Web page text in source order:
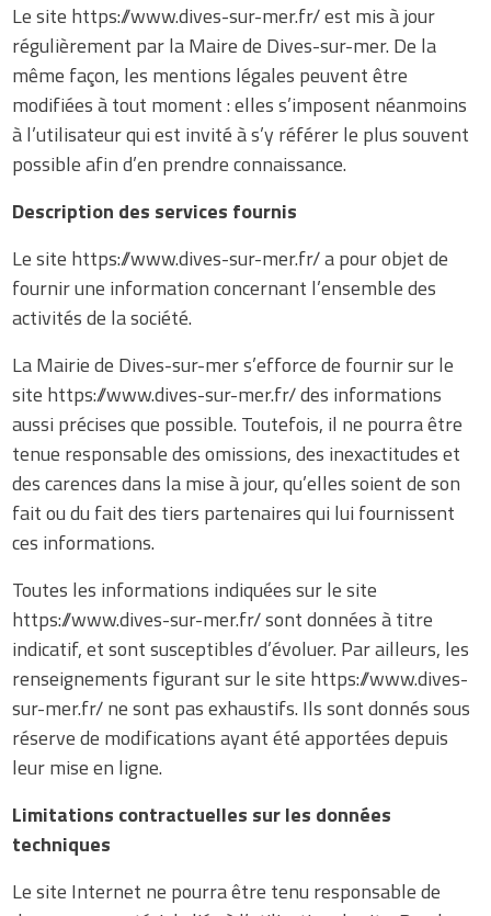
Le site https://www.dives-sur-mer.fr/ est mis à jour
régulièrement par la Maire de Dives-sur-mer. De la
même façon, les mentions légales peuvent être
modifiées à tout moment : elles s’imposent néanmoins
à l’utilisateur qui est invité à s’y référer le plus souvent
possible afin d’en prendre connaissance.
Description des services fournis
Le site https://www.dives-sur-mer.fr/ a pour objet de
fournir une information concernant l’ensemble des
activités de la société.
La Mairie de Dives-sur-mer s’efforce de fournir sur le
site https://www.dives-sur-mer.fr/ des informations
aussi précises que possible. Toutefois, il ne pourra être
tenue responsable des omissions, des inexactitudes et
des carences dans la mise à jour, qu’elles soient de son
fait ou du fait des tiers partenaires qui lui fournissent
ces informations.
Toutes les informations indiquées sur le site
https://www.dives-sur-mer.fr/ sont données à titre
indicatif, et sont susceptibles d’évoluer. Par ailleurs, les
renseignements figurant sur le site https://www.dives-
sur-mer.fr/ ne sont pas exhaustifs. Ils sont donnés sous
réserve de modifications ayant été apportées depuis
leur mise en ligne.
Limitations contractuelles sur les données
techniques
Le site Internet ne pourra être tenu responsable de